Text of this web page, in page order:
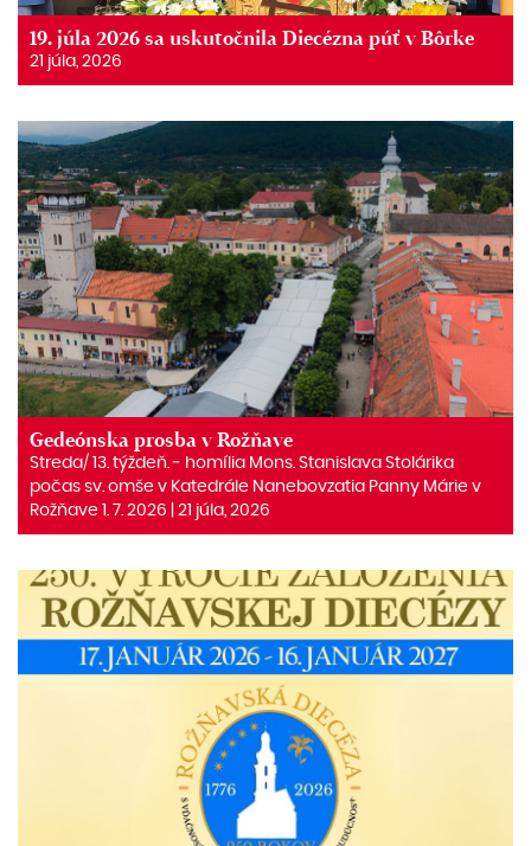
19. júla 2026 sa uskutočnila Diecézna púť v Bôrke
21 júla, 2026
Gedeónska prosba v Rožňave
Streda/ 13. týždeň. ‒ homília Mons. Stanislava Stolárika
počas sv. omše v Katedrále Nanebovzatia Panny Márie v
Rožňave 1. 7. 2026 | 21 júla, 2026